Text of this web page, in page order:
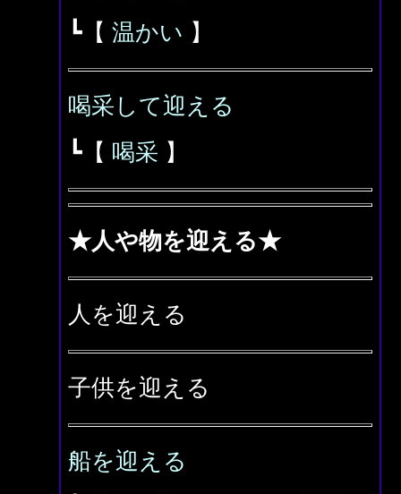
┗【 温かい 】
喝采して迎える
┗【 喝采 】
★人や物を迎える★
人を迎える
子供を迎える
船を迎える